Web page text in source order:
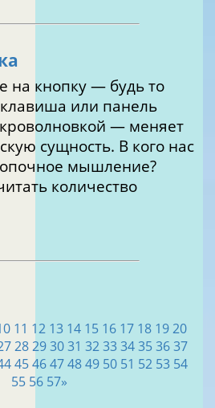
на кнопку — будь то
или панель
— меняет
сущность. В кого нас
мышление?
количество
11 12 13 14 15 16 17 18 19 20
28293031 323334353637
4546474849 50 51 52 53 54
55 56 57»